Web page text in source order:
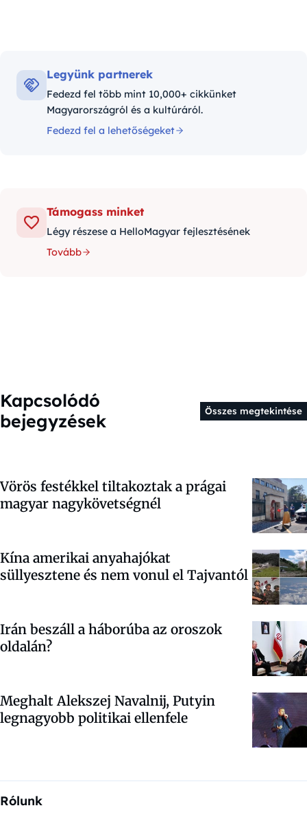
Legyünk partnerek
Fedezd fel több mint 10,000+ cikkünket
Magyarországról és a kultúráról.
Fedezd fel a lehetőségeket
Támogass minket
Légy részese a HelloMagyar fejlesztésének
Tovább
Kapcsolódó
bejegyzések
Összes megtekintése
Vörös festékkel tiltakoztak a prágai
magyar nagykövetségnél
Kína amerikai anyahajókat
süllyesztene és nem vonul el Tajvantól
Irán beszáll a háborúba az oroszok
oldalán?
Meghalt Alekszej Navalnij, Putyin
legnagyobb politikai ellenfele
Rólunk